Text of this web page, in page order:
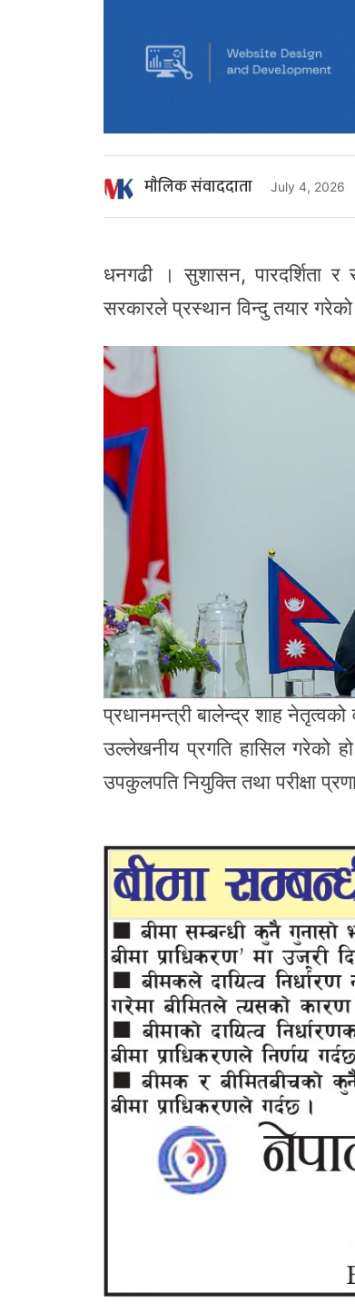
माैलिक संवाददाता July 4, 2026
धनगढी । सुशासन, पारदर्शिता र
सरकारले प्रस्थान विन्दु तयार
प्रधानमन्त्री बालेन्द्र शाह
उल्लेखनीय प्रगति हासिल गरेको हो
उपकुलपति नियुक्ति तथा परीक्षा